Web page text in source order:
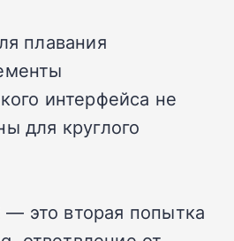
плавания
интерфейса не
для круглого
— это вторая попытка